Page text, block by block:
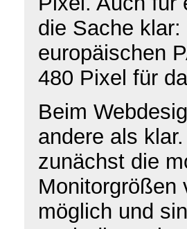
die Sache
europäischen
480 Pixel für
Beim
andere als
zunächst die
Monitorgrößen
möglich und